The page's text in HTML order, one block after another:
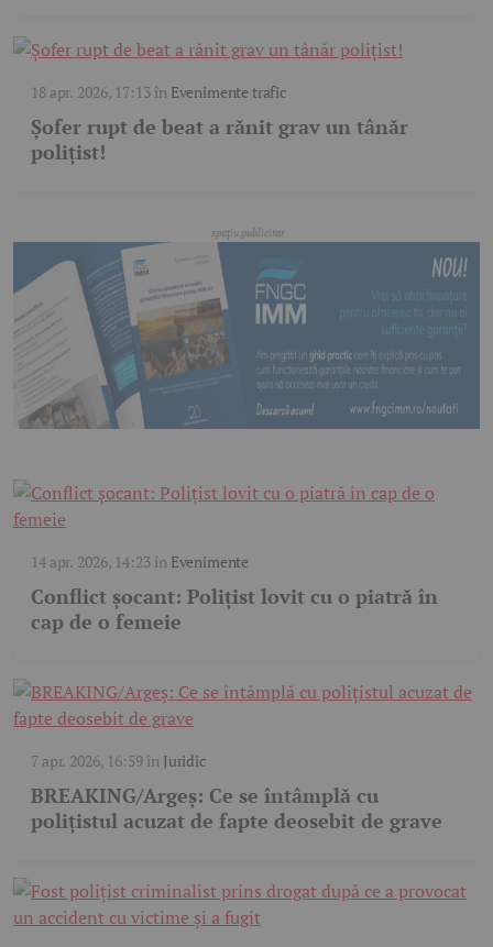
18 apr. 2026, 17:13în Evenimente trafic
Șofer rupt de beat a rănit grav un tânăr
polițist!
14 apr. 2026, 14:23în Evenimente
Conflict șocant: Polițist lovit cu o piatră în
cap de o femeie
7 apr. 2026, 16:59în Juridic
BREAKING/Argeș: Ce se întâmplă cu
polițistul acuzat de fapte deosebit de grave